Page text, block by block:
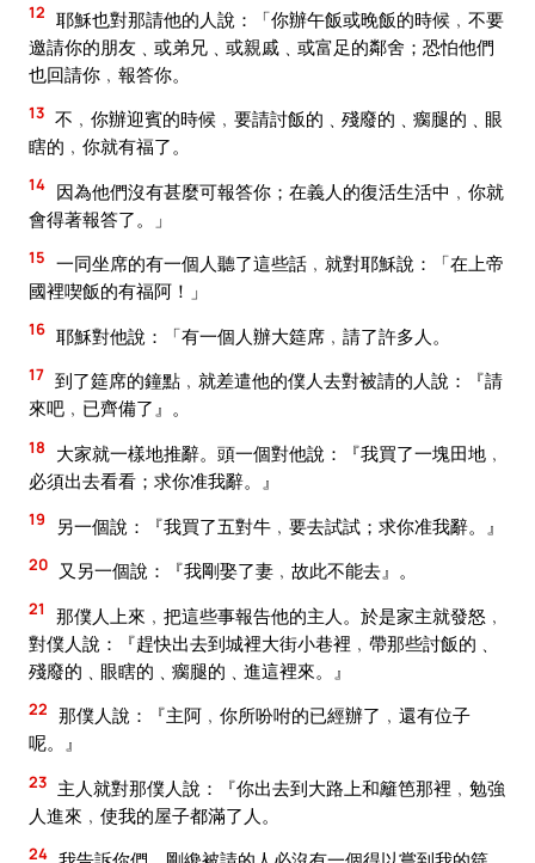
12 耶穌也對那請他的人說：「你辦午飯或晚飯的時候﹐不要
邀請你的朋友﹑或弟兄﹑或親戚﹑或富足的鄰舍；恐怕他們
也回請你﹐報答你。
13 不﹐你辦迎賓的時候﹐要請討飯的﹑殘廢的﹑瘸腿的﹑眼
瞎的﹐你就有福了。
14 因為他們沒有甚麼可報答你；在義人的復活生活中﹐你就
會得著報答了。」
15 一同坐席的有一個人聽了這些話﹐就對耶穌說：「在上帝
國裡喫飯的有福阿！」
16 耶穌對他說：「有一個人辦大筵席﹐請了許多人。
17 到了筵席的鐘點﹐就差遣他的僕人去對被請的人說：『請
來吧﹐已齊備了』。
18
大家就一樣地推辭。頭一個對他說：『我買了一塊田地﹐
必須出去看看；求你准我辭。』
19 另一個說：『我買了五對牛﹐要去試試；求你准我辭。』
20 又另一個說：『我剛娶了妻﹐故此不能去』。
21
那僕人上來﹐把這些事報告他的主人。於是家主就發怒﹐
對僕人說：『趕快出去到城裡大街小巷裡﹐帶那些討飯的﹑
殘廢的﹑眼瞎的﹑瘸腿的﹑進這裡來。』
22 那僕人說：『主阿﹐你所吩咐的已經辦了﹐還有位子
呢。』
23 主人就對那僕人說：『你出去到大路上和籬笆那裡﹐勉強
人進來﹐使我的屋子都滿了人。
24